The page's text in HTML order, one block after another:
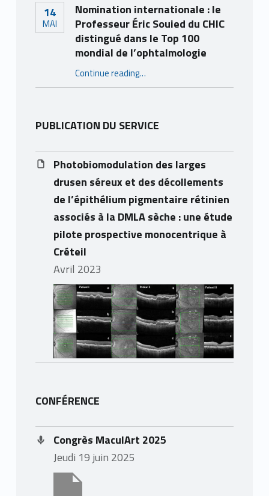
14
MAI
Nomination internationale : le
Professeur Éric Souied du CHIC
distingué dans le Top 100
mondial de l’ophtalmologie
Continue reading“Nomination internationale : le Professeur Éric Souied du CHIC distingué dans le Top 100 mondial de l’ophtalmologie”
…
PUBLICATION DU SERVICE
Photobiomodulation des larges
drusen séreux et des décollements
de l’épithélium pigmentaire rétinien
associés à la DMLA sèche : une étude
pilote prospective monocentrique à
Créteil
avril 2023
CONFÉRENCE
Congrès MaculArt 2025
jeudi 19 juin 2025